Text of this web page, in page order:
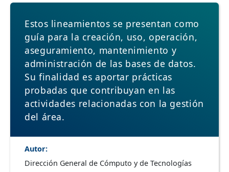
Estos lineamientos se presentan como
guía para la creación, uso, operación,
aseguramiento, mantenimiento y
administración de las bases de datos.
Su finalidad es aportar prácticas
probadas que contribuyan en las
actividades relacionadas con la gestión
del área.
Autor
Dirección General de Cómputo y de Tecnologías